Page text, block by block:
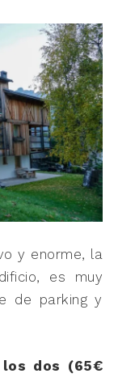
y enorme, la
es muy
de parking y
los dos (65€